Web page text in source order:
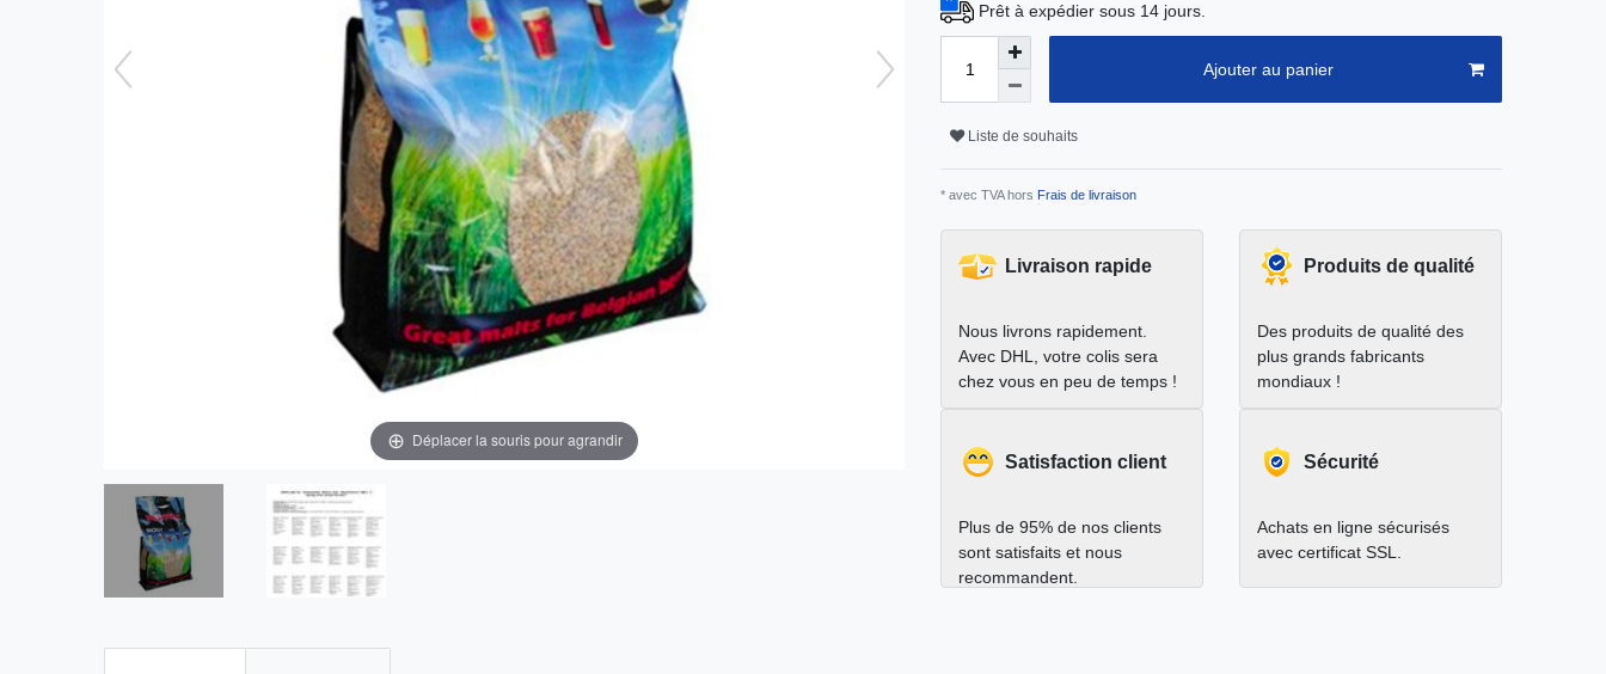
Déplacer la souris pour agrandir
Prêt à expédier sous 14 jours.
Ajouter au panier
Liste de souhaits
* avec TVA hors Frais de livraison
Livraison rapide
Nous livrons rapidement.
Avec DHL, votre colis sera
chez vous en peu de temps !
Produits de qualité
Des produits de qualité des
plus grands fabricants
mondiaux !
Satisfaction client
Plus de 95% de nos clients
sont satisfaits et nous
recommandent.
Sécurité
Achats en ligne sécurisés
avec certificat SSL.